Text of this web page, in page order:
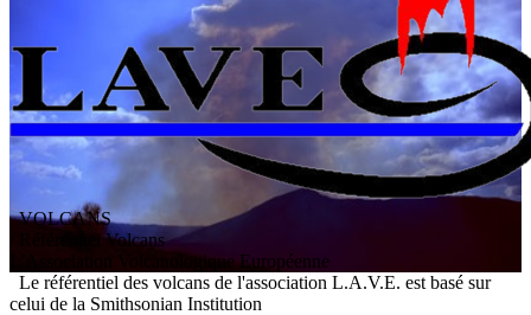
VOLCANS
/ Référentiel Volcans
ssociation V olcanologiqueEuropéenne
Le référentiel des volcans de l'association L.A.V.E. est basé sur
celui de la Smithsonian Institution